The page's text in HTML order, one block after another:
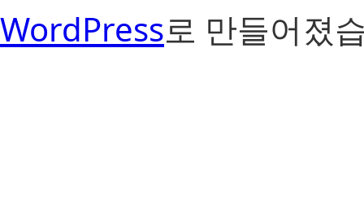
WordPress로 만들어졌